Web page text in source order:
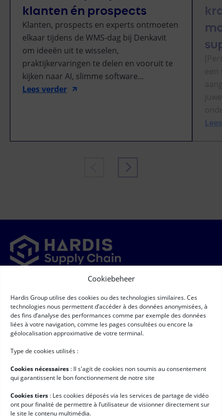
Cookiebeheer
Hardis Group utilise des cookies ou des technologies similaires. Ces
technologies nous permettent d’accéder à des données anonymisées, à
des fins d’analyse des performances comme par exemple des données
liées à votre navigation, comme les pages consultées ou encore la
géolocalisation approximative de votre terminal.
Type de cookies utilisés :
Cookies nécessaires : II s'agit de cookies non soumis au consentement
qui garantissent le bon fonctionnement de notre site
Cookies tiers : Les cookies déposés via les services de partage de vidéo
ont pour finalité de permettre à l’utilisateur de visionner directement sur
le site le contenu multimédia.
klanten én prospects
Klanten, prospects en experts ontmoeten
elkaar tijdens de WMS-dag bij Denkavit
om ideeën uit te wisselen,
praktijkervaringen te delen en vooruit te
kijken naar AI, slimme software...
Lees verder
Newsletter(Required)
RGPD(Required)
Ik ga ermee akkoord dat mijn persoonsgegevens worden
verzameld en verwerkt volgens de voorwaarden die staan
beschreven onder
"Bescherming van persoonsgegevens"*
Handige links
Services voor Hardis
Nieuws